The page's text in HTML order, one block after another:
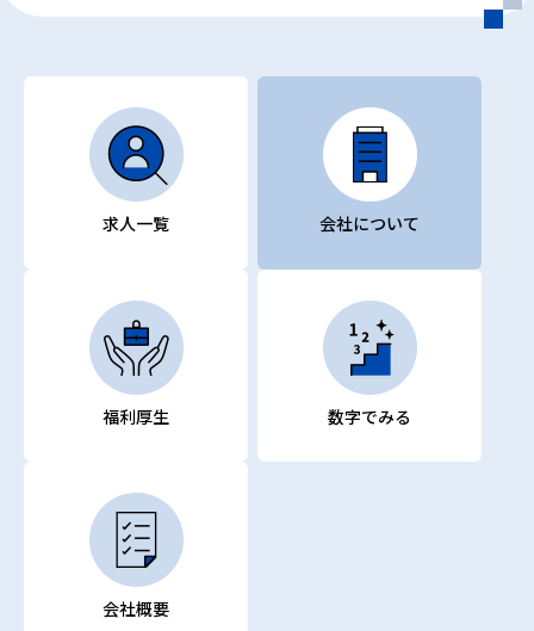
求人一覧 会社について
福利厚生 数字でみる
会社概要